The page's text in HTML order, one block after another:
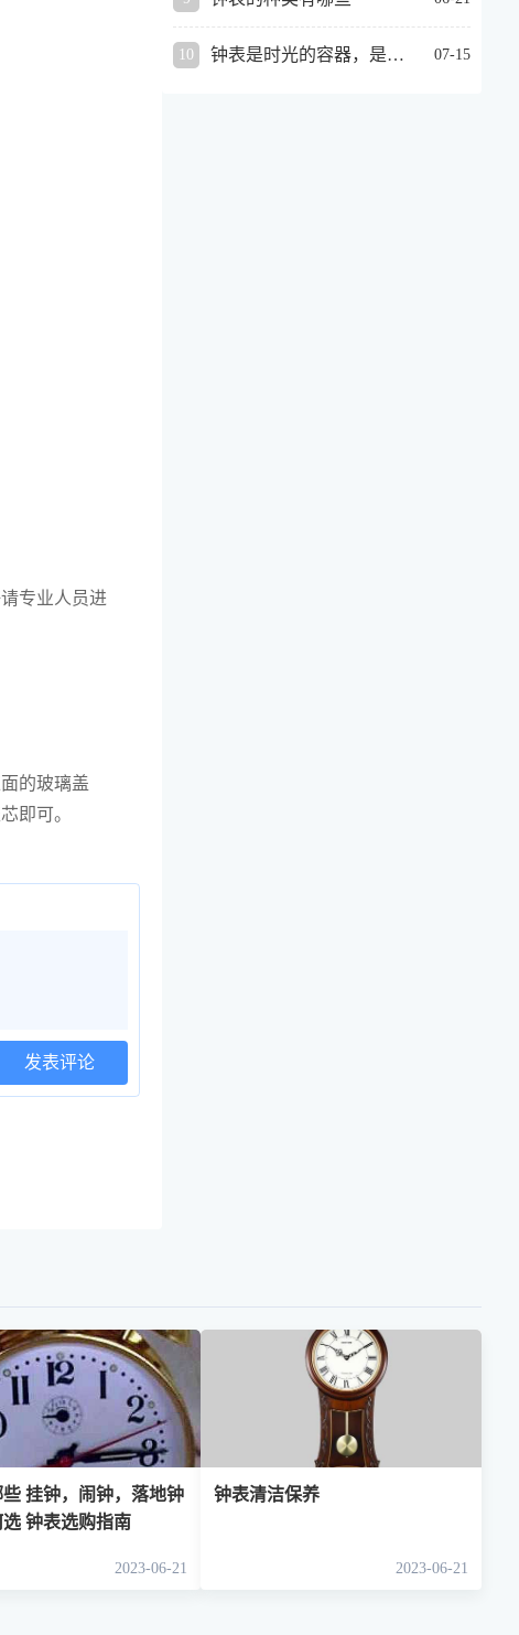
专业人员进
的玻璃盖
即可。
发表评论
钟表是时光的容器，是岁月的标尺 07-15
挂钟，闹钟，落地钟
钟表选购指南
2023-06-21
钟表清洁保养
2023-06-21